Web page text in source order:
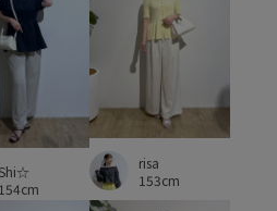
リブ ロング丈 ワイドパンツ
し可能
テム
水筒 洗濯機で洗える
感 長財布 限定カラー
154cm
risa
153cm